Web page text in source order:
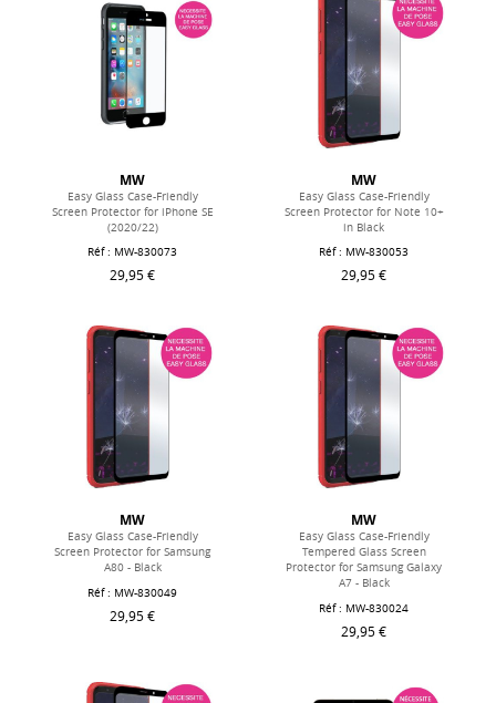
MW
Easy Glass Case-Friendly
Screen Protector for iPhone SE
(2020/22)
Réf : MW-830073
29,95 €
MW
Easy Glass Case-Friendly
Screen Protector for Note 10+
in Black
Réf : MW-830053
29,95 €
MW
Easy Glass Case-Friendly
Screen Protector for Samsung
A80 - Black
Réf : MW-830049
29,95 €
MW
Easy Glass Case-Friendly
Tempered Glass Screen
Protector for Samsung Galaxy
A7 - Black
Réf : MW-830024
29,95 €